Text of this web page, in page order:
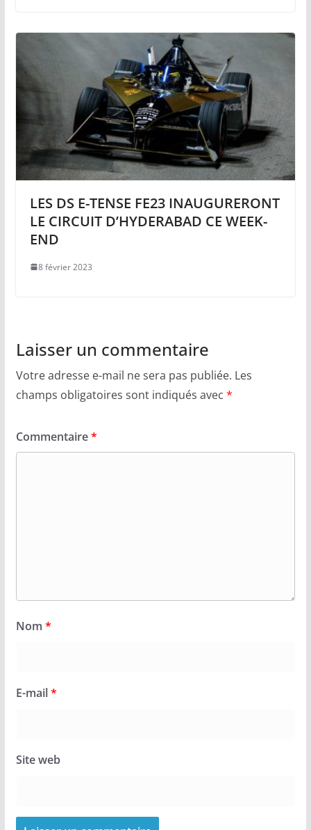
LES DS E-TENSE FE23 INAUGURERONT
LE CIRCUIT D’HYDERABAD CE WEEK-
END
8 février 2023
Laisser un commentaire
Votre adresse e-mail ne sera pas publiée. Les
champs obligatoires sont indiqués avec *
Commentaire*
Nom *
E-mail*
Site web